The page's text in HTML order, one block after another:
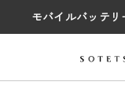
モバイルバッテ